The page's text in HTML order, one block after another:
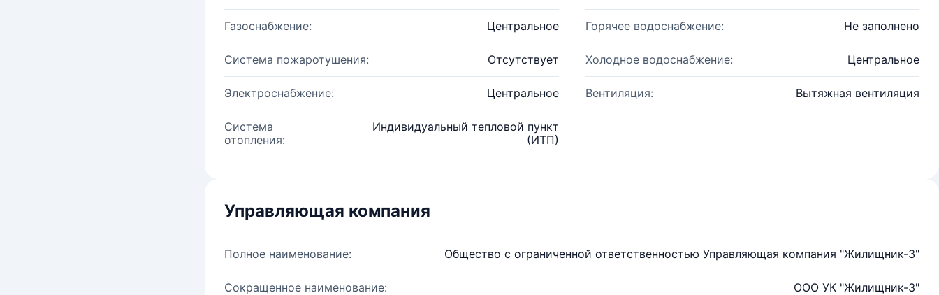
Газоснабжение: Центральное Горячее водоснабжение: Не заполнено
Система пожаротушения: Отсутствует Холодное водоснабжение: Центральное
Электроснабжение: Центральное Вентиляция: Вытяжная вентиляция
Система
отопления:
Индивидуальный тепловой пункт
(ИТП)
Управляющая компания
Полное наименование: Общество с ограниченной ответственностью Управляющая компания "Жилищник-3"
Сокращенное наименование: ООО УК "Жилищник-3"